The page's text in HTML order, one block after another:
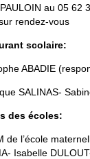
au 05 62
rendez-vous
scolaire:
ABADIE
SALINAS-
des écoles:
de l’école
Isabelle